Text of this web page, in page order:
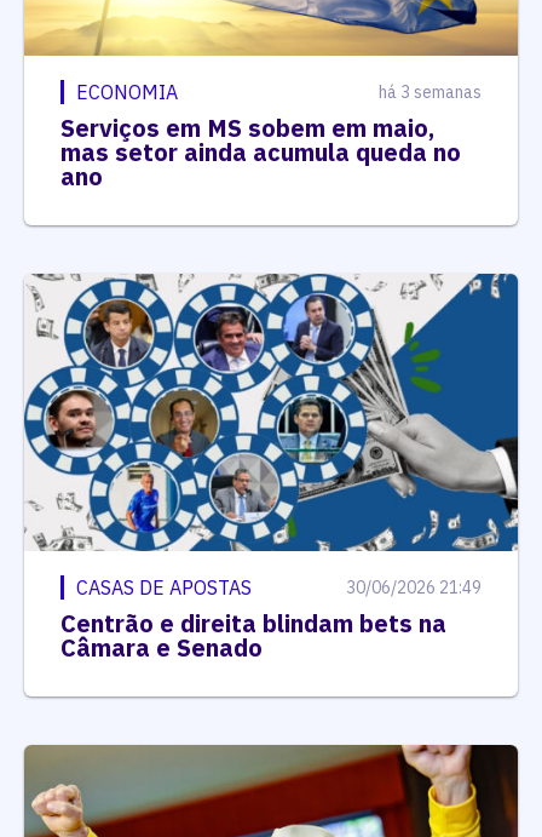
ECONOMIA há 3 semanas
Serviços em MS sobem em maio,
mas setor ainda acumula queda no
ano
CASAS DE APOSTAS 30/06/2026 21:49
Centrão e direita blindam bets na
Câmara e Senado